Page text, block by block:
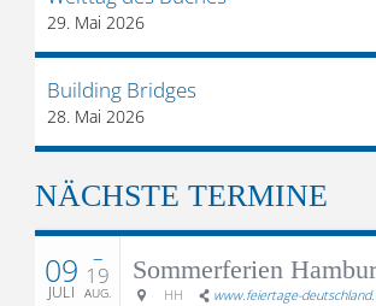
29. Mai 2026
Building Bridges
28. Mai 2026
NÄCHSTE TERMINE
09
JULI
–
19
AUG.
Sommerferien
HH www.feiertage-